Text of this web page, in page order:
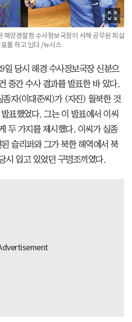
해양경찰청 수사정보국장이 서해 공무원 피살
를 하고 있다 /뉴시스
일 당시 해경 수사정보국장 신분으
중간 수사 결과를 발표한 바 있다.
종자(이대준씨)가 (자진) 월북한 것
표했었다. 그는 이 발표에서 이씨
두 가지를 제시했다. 이씨가 실종
슬리퍼와 그가 북한 해역에서 북
시 입고 있었던 구명조끼였다.